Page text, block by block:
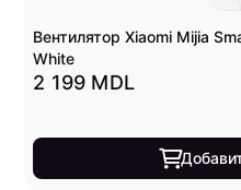
Вентилятор Xiaomi Mijia
White
2 199 MDL